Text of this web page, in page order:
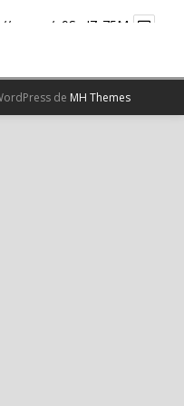
wp.me/p9SwIZ-75M
de MH Themes